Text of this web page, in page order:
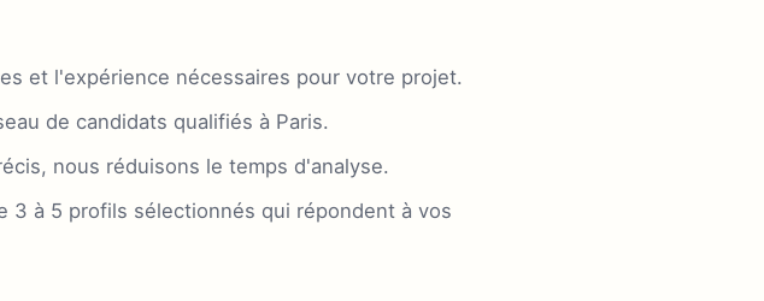
et l'expérience nécessaires pour votre projet.
de candidats qualifiés à Paris.
nous réduisons le temps d'analyse.
3 à 5 profils sélectionnés qui répondent à vos